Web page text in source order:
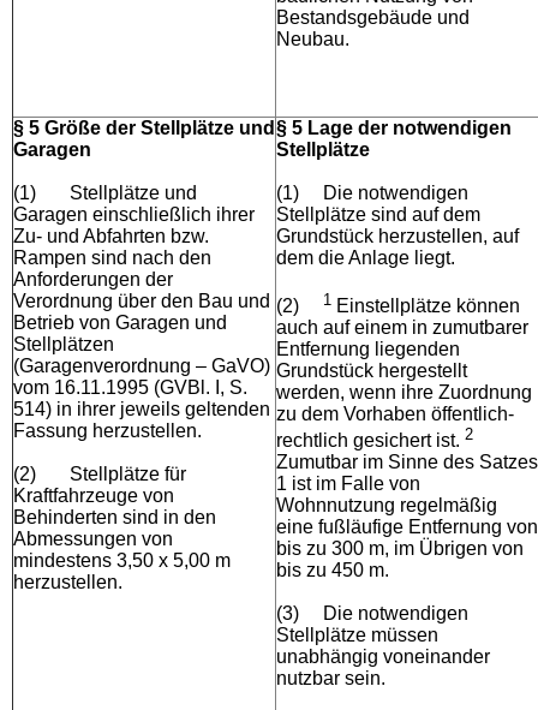
Bestandsgebäude und
Neubau.
§ 5 Größe der Stellplätze und
Garagen
(1)
Stellplätze und
Garagen einschließlich ihrer
Zu- und Abfahrten bzw.
Rampen sind nach den
Anforderungen der
Verordnung über den Bau und
Betrieb von Garagen und
Stellplätzen
(Garagenverordnung – GaVO)
vom 16.11.1995 (GVBl. I, S.
514) in ihrer jeweils geltenden
Fassung herzustellen.
(2)
Stellplätze für
Kraftfahrzeuge von
Behinderten sind in den
Abmessungen von
mindestens 3,50 x 5,00 m
herzustellen.
§ 5 Lage der notwendigen
Stellplätze
(1)
Die notwendigen
Stellplätze sind auf dem
Grundstück herzustellen, auf
dem die Anlage liegt.
(2) 1 Einstellplätze können
auch auf einem in zumutbarer
Entfernung liegenden
Grundstück hergestellt
werden, wenn ihre Zuordnung
zu dem Vorhaben öffentlich-
rechtlich gesichert ist. 2
Zumutbar im Sinne des Satzes
1 ist im Falle von
Wohnnutzung regelmäßig
eine fußläufige Entfernung von
bis zu 300 m, im Übrigen von
bis zu 450 m.
(3)
Die notwendigen
Stellplätze müssen
unabhängig voneinander
nutzbar sein.